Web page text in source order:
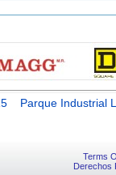
Parque
Terms
Derechos